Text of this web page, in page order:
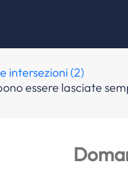
intersezioni (2)
essere lasciate